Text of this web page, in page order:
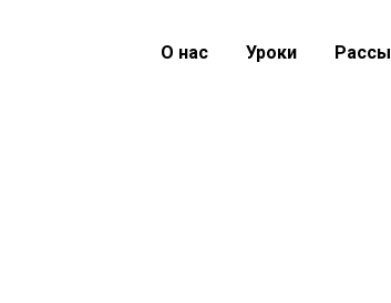
О нас Уроки